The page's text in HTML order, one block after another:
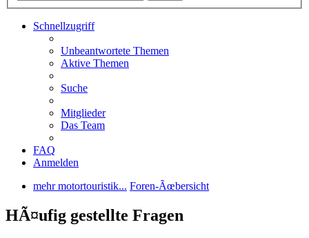
Schnellzugriff
Unbeantwortete Themen
Aktive Themen
Suche
Mitglieder
Das Team
FAQ
Anmelden
mehr motortouristik... Foren-Ãœbersicht
HÃ¤ufig gestellte Fragen